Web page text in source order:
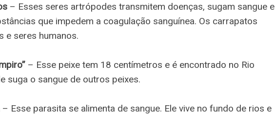
– Esses seres artrópodes transmitem doenças, sugam sangue e
que impedem a coagulação sanguínea. Os carrapatos
e seres humanos.
– Esse peixe tem 18 centímetros e é encontrado no Rio
suga o sangue de outros peixes.
– Esse parasita se alimenta de sangue. Ele vive no fundo de rios e